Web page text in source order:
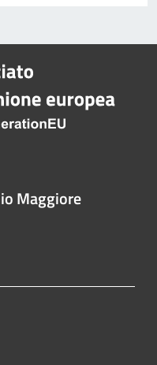
Maggiore